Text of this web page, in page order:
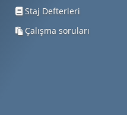
Staj Defterleri
Çalışma soruları